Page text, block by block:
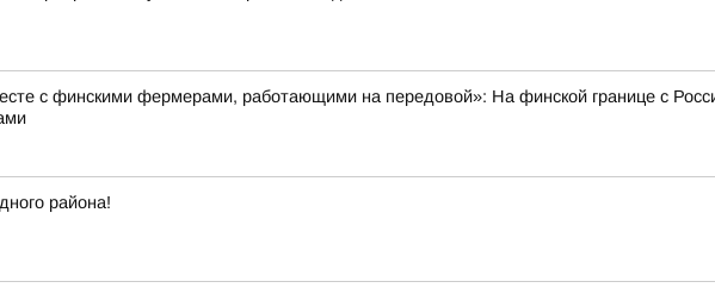
с финскими фермерами, работающими на передовой»: На финской границе с
района!